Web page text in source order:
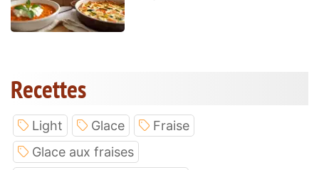
Recettes
Light Glace
Fraise
Glace aux fraises